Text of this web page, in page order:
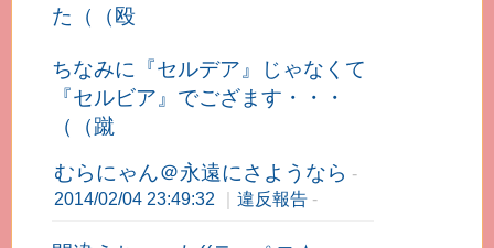
た（（殴
ちなみに『セルデア』じゃなくて
『セルビア』でござます・・・
（（蹴
むらにゃん＠永遠にさようなら -
2014/02/04 23:49:32
｜ 違反報告 -